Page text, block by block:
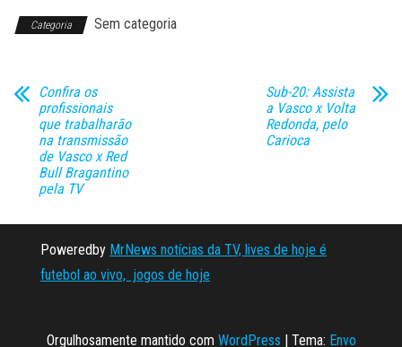
Categoria Sem categoria
Confira os
profissionais
que trabalharão
na transmissão
de Vasco x Red
Bull Bragantino
pela TV
Sub-20: Assista
a Vasco x Volta
Redonda, pelo
Carioca
Poweredby MrNews notícias da TV, lives de hoje é
futebol ao vivo, jogos de hoje
Orgulhosamente mantido com WordPress | Tema: Envo